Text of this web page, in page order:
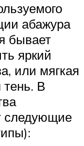
абажура
бывает
яркий
или мягкая
тень. В
следующие